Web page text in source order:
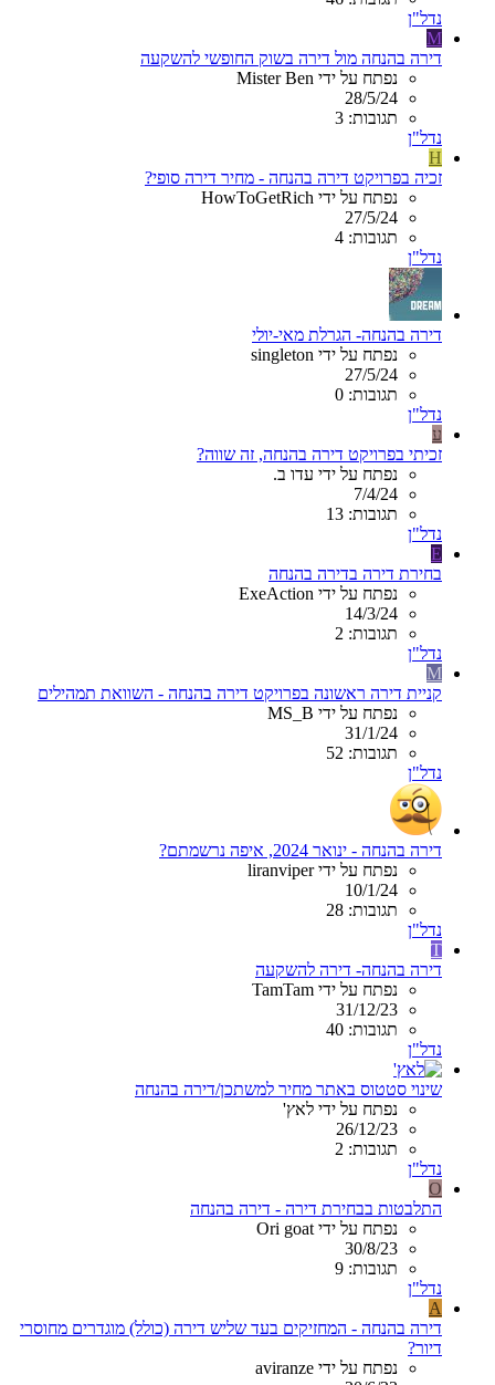
נדל"ן
M
דירה בהנחה מול דירה בשוק החופשי להשקעה
נפתח על ידי Mister Ben
28/5/24
תגובות: 3
נדל"ן
H
זכיה בפרויקט דירה בהנחה - מחיר דירה סופי?
נפתח על ידי HowToGetRich
27/5/24
תגובות: 4
נדל"ן
דירה בהנחה- הגרלת מאי-יולי
נפתח על ידי singleton
27/5/24
תגובות: 0
נדל"ן
ע
זכיתי בפרויקט דירה בהנחה, זה שווה?
נפתח על ידי עדו ב.
7/4/24
תגובות: 13
נדל"ן
E
בחירת דירה בדירה בהנחה
נפתח על ידי ExeAction
14/3/24
תגובות: 2
נדל"ן
M
קניית דירה ראשונה בפרויקט דירה בהנחה - השוואת תמהילים
נפתח על ידי MS_B
31/1/24
תגובות: 52
נדל"ן
דירה בהנחה - ינואר 2024, איפה נרשמתם?
נפתח על ידי liranviper
10/1/24
תגובות: 28
נדל"ן
T
דירה בהנחה- דירה להשקעה
נפתח על ידי TamTam
31/12/23
תגובות: 40
נדל"ן
שינוי סטטוס באתר מחיר למשתכן/דירה בהנחה
נפתח על ידי לאץ'
26/12/23
תגובות: 2
נדל"ן
O
התלבטות בבחירת דירה - דירה בהנחה
נפתח על ידי Ori goat
30/8/23
תגובות: 9
נדל"ן
A
דירה בהנחה - המחזיקים בעד שליש דירה (כולל) מוגדרים מחוסרי
דיור?
נפתח על ידי aviranze